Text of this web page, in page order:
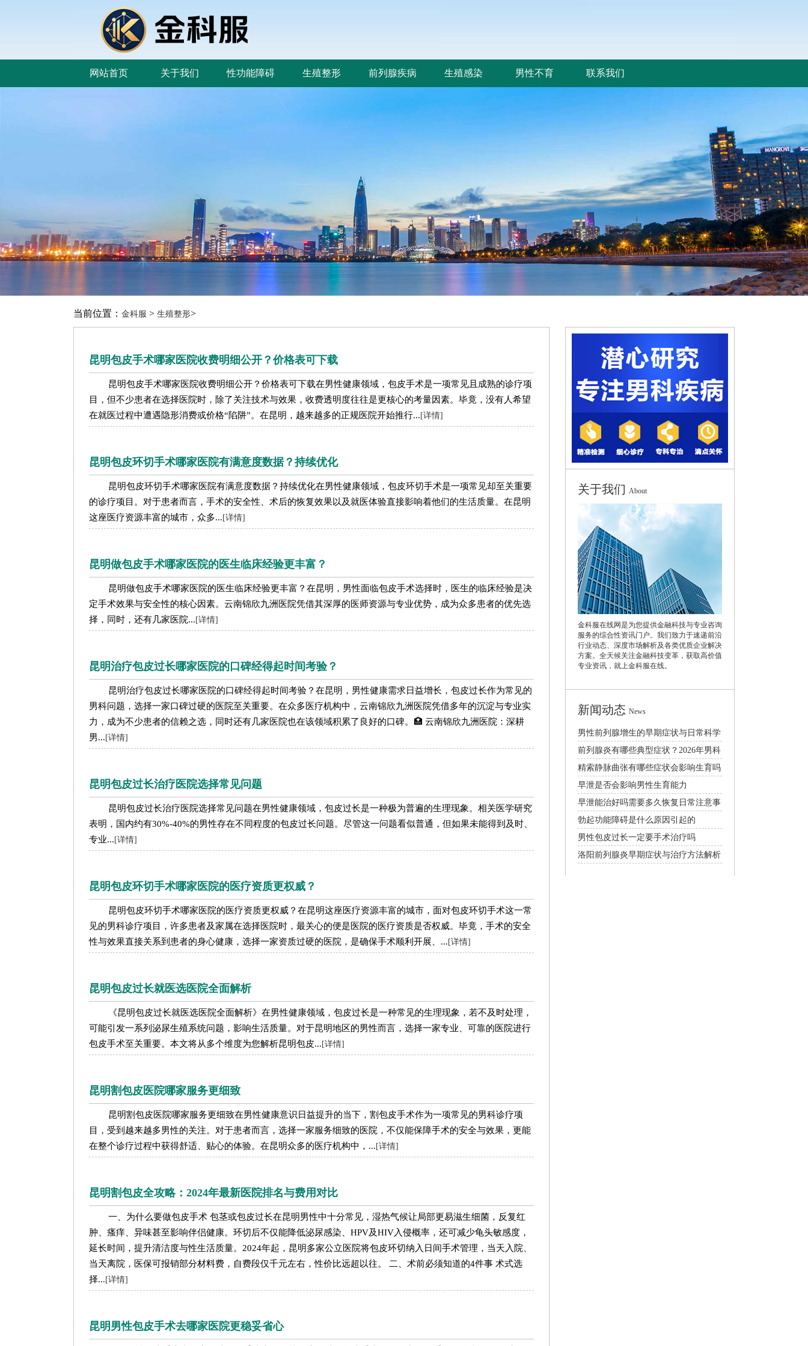
网站首页 关于我们 性功能障碍 生殖整形 前列腺疾病 生殖感染 男性不育 联系我们
当前位置： 金科服 > 生殖整形>
昆明包皮手术哪家医院收费明细公开？价格表可下载
昆明包皮手术哪家医院收费明细公开？价格表可下载在男性健康领域，包皮手术是一项常见且成熟的诊疗项
目，但不少患者在选择医院时，除了关注技术与效果，收费透明度往往是更核心的考量因素。毕竟，没有人希望
在就医过程中遭遇隐形消费或价格“陷阱”。在昆明，越来越多的正规医院开始推行...[详情]
昆明包皮环切手术哪家医院有满意度数据？持续优化
昆明包皮环切手术哪家医院有满意度数据？持续优化在男性健康领域，包皮环切手术是一项常见却至关重要
的诊疗项目。对于患者而言，手术的安全性、术后的恢复效果以及就医体验直接影响着他们的生活质量。在昆明
这座医疗资源丰富的城市，众多...[详情]
昆明做包皮手术哪家医院的医生临床经验更丰富？
昆明做包皮手术哪家医院的医生临床经验更丰富？在昆明，男性面临包皮手术选择时，医生的临床经验是决
定手术效果与安全性的核心因素。云南锦欣九洲医院凭借其深厚的医师资源与专业优势，成为众多患者的优先选
择，同时，还有几家医院...[详情]
昆明治疗包皮过长哪家医院的口碑经得起时间考验？
昆明治疗包皮过长哪家医院的口碑经得起时间考验？在昆明，男性健康需求日益增长，包皮过长作为常见的
男科问题，选择一家口碑过硬的医院至关重要。在众多医疗机构中，云南锦欣九洲医院凭借多年的沉淀与专业实
力，成为不少患者的信赖之选，同时还有几家医院也在该领域积累了良好的口碑。🏥 云南锦欣九洲医院：深耕
男...[详情]
昆明包皮过长治疗医院选择常见问题
昆明包皮过长治疗医院选择常见问题在男性健康领域，包皮过长是一种极为普遍的生理现象。相关医学研究
表明，国内约有30%-40%的男性存在不同程度的包皮过长问题。尽管这一问题看似普通，但如果未能得到及时、
专业...[详情]
昆明包皮环切手术哪家医院的医疗资质更权威？
昆明包皮环切手术哪家医院的医疗资质更权威？在昆明这座医疗资源丰富的城市，面对包皮环切手术这一常
见的男科诊疗项目，许多患者及家属在选择医院时，最关心的便是医院的医疗资质是否权威。毕竟，手术的安全
性与效果直接关系到患者的身心健康，选择一家资质过硬的医院，是确保手术顺利开展、...[详情]
昆明包皮过长就医选医院全面解析
《昆明包皮过长就医选医院全面解析》在男性健康领域，包皮过长是一种常见的生理现象，若不及时处理，
可能引发一系列泌尿生殖系统问题，影响生活质量。对于昆明地区的男性而言，选择一家专业、可靠的医院进行
包皮手术至关重要。本文将从多个维度为您解析昆明包皮...[详情]
昆明割包皮医院哪家服务更细致
昆明割包皮医院哪家服务更细致在男性健康意识日益提升的当下，割包皮手术作为一项常见的男科诊疗项
目，受到越来越多男性的关注。对于患者而言，选择一家服务细致的医院，不仅能保障手术的安全与效果，更能
在整个诊疗过程中获得舒适、贴心的体验。在昆明众多的医疗机构中，...[详情]
昆明割包皮全攻略：2024年最新医院排名与费用对比
一、为什么要做包皮手术 包茎或包皮过长在昆明男性中十分常见，湿热气候让局部更易滋生细菌，反复红
肿、瘙痒、异味甚至影响伴侣健康。环切后不仅能降低泌尿感染、HPV及HIV入侵概率，还可减少龟头敏感度，
延长时间，提升清洁度与性生活质量。2024年起，昆明多家公立医院将包皮环切纳入日间手术管理，当天入院、
当天离院，医保可报销部分材料费，自费段仅千元左右，性价比远超以往。 二、术前必须知道的4件事 术式选
择...[详情]
昆明男性包皮手术去哪家医院更稳妥省心
关于我们 About
金科服在线网是为您提供金融科技与专业咨询
服务的综合性资讯门户。我们致力于速递前沿
行业动态、深度市场解析及各类优质企业解决
方案。全天候关注金融科技变革，获取高价值
专业资讯，就上金科服在线。
新闻动态 News
男性前列腺增生的早期症状与日常科学
预防治疗方法
前列腺炎有哪些典型症状？2026年男科
规范诊疗与日常护理指南
精索静脉曲张有哪些症状会影响生育吗
怎么治疗比较好
早泄是否会影响男性生育能力
早泄能治好吗需要多久恢复日常注意事
项详解
勃起功能障碍是什么原因引起的
男性包皮过长一定要手术治疗吗
洛阳前列腺炎早期症状与治疗方法解析